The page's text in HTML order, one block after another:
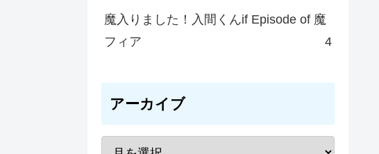
魔入りました！入間くんif Episode of 魔
フィア
4
アーカイブ